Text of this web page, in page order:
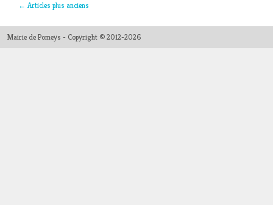
← Articles plus anciens
Mairie de Pomeys - Copyright © 2012-2026